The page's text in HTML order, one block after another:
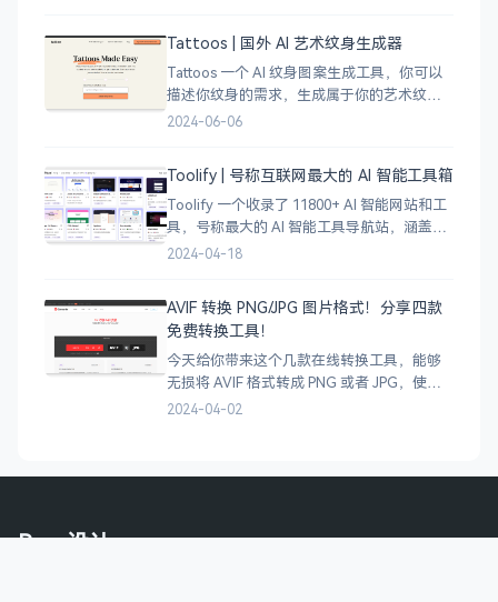
成了
Tattoos | 国外 AI 艺术纹身生成器
Tattoos 一个 AI 纹身图案生成工具，你可以
描述你纹身的需求，生成属于你的艺术纹身
图案，通过艺术表达自己，让纹身不仅仅是
2024-06-06
Toolify | 号称互联网最大的 AI 智能工具箱
Toolify 一个收录了 11800+ AI 智能网站和工
具，号称最大的 AI 智能工具导航站，涵盖了
AI 图像、AI 写作、AI 音视频工具、聊天机器
2024-04-18
AVIF 转换 PNG/JPG 图片格式！分享四款
免费转换工具！
今天给你带来这个几款在线转换工具，能够
无损将 AVIF 格式转成 PNG 或者 JPG，使用
很简单，只需将 AVIF 图像拖拽上传即可完成
2024-04-02
Boss设计